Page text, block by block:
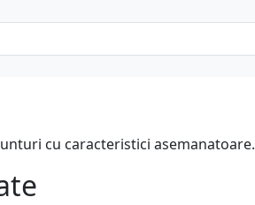
cu caracteristici asemanatoare.